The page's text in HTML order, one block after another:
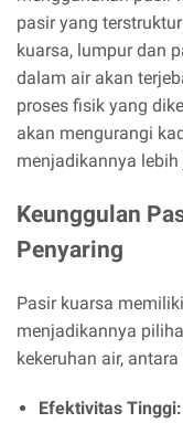
pasir yang
kuarsa, lumpur dan
dalam air akan
proses fisik yang
akan mengurangi
menjadikannya
Keunggulan
Penyaring
Pasir kuarsa
menjadikannya
kekeruhan air,
Efektivitas Tinggi: